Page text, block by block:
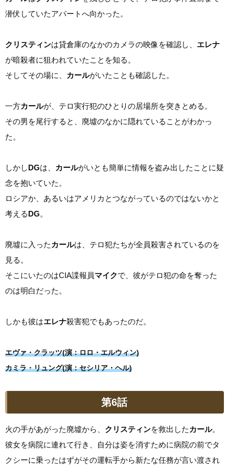
潜伏していたアパートへ向かった。
クリスティンは貸倉庫のなかのカメラの映像を確認し、 エレナ
が暗殺者に狙われていたことを知る。
そしてその場に、
カールがいたことも確認した。
一方カールが、テロ実行犯のひとりの居場所を突きとめる。
その男を尾行すると、廃墟のなかに隠れていることがわかっ
た。
しかしDGは、 カールがいとも簡単に情報を盗み出したことに疑
念を抱いていた。
ロシアか、あるいはアメリカとつながっているのではないかと
考えるDG。
廃墟に入った カールは、テロ犯たちが全員殺害されているのを
見る。
そこにいたのはCIA諜報員マイクで、彼がテロ犯の命を奪った
のは明白だった。
しかも彼はエレナ殺害犯でもあったのだ。
エヴァ・クラッツ(演：ロロ・エルウィン)
カミラ・リュング(演：セシリア・ヘル)
第6話
火の手があがった廃墟から、 クリスティンを救出した カール。
彼女を病院に連れて行き、自分は姿を消すために病院の前でタ
クシーに乗ったはずがその運転手から新たな任務が言い渡され